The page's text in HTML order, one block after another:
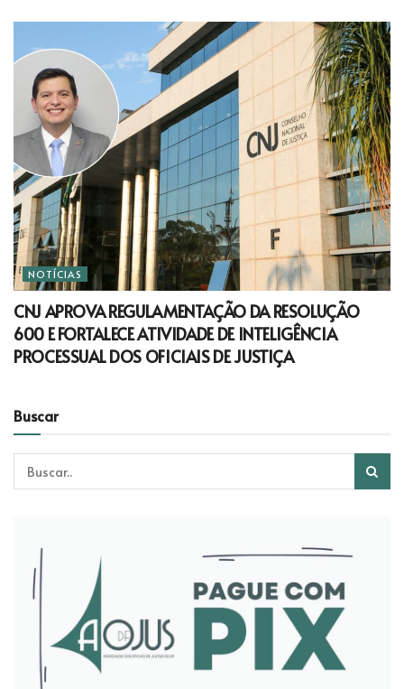
NOTÍCIAS
CNJ APROVA REGULAMENTAÇÃO DA RESOLUÇÃO
600 E FORTALECE ATIVIDADE DE INTELIGÊNCIA
PROCESSUAL DOS OFICIAIS DE JUSTIÇA
Buscar